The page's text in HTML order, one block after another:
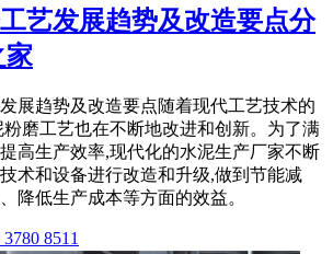
艺发展趋势及改造要点分
家
展趋势及改造要点随着现代工艺技术的
磨工艺也在不断地改进和创新。为了满
高生产效率,现代化的水泥生产厂家不断
术和设备进行改造和升级,做到节能减
降低生产成本等方面的效益。
8511